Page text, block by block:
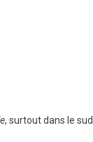
, surtout dans le